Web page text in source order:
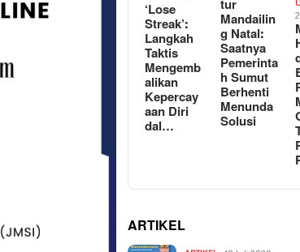
‘Lose
Streak’:
Langkah
Taktis
Mengemb
alikan
Kepercay
aan Diri
dal…
tur
Mandailin
g Natal:
Saatnya
Pemerinta
h Sumut
Berhenti
Menunda
Solusi
ARTIKEL